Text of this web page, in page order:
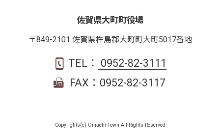
佐賀県大町町役場
〒849-2101 佐賀県杵島郡大町町大町5017番地
TEL： 0952-82-3111
FAX：0952-82-3117
Copyrights(c) Omachi-Town All Rights Reserved